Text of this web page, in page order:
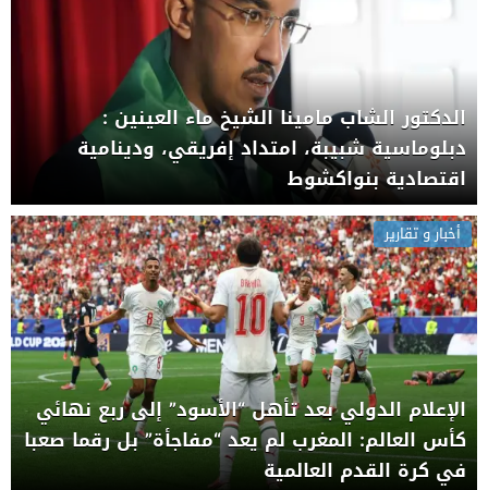
الدكتور الشاب مامينا الشيخ ماء العينين :
دبلوماسية شبيبة، امتداد إفريقي، ودينامية
اقتصادية بنواكشوط
أخبار و تقارير
الإعلام الدولي بعد تأهل “الأسود” إلى ربع نهائي
كأس العالم: المغرب لم يعد “مفاجأة” بل رقما صعبا
في كرة القدم العالمية